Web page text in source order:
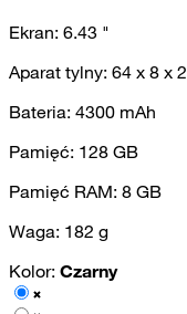
Ekran: 6.43 "
Aparat tylny: 64 x 8 x 2
Bateria: 4300 mAh
Pamięć: 128 GB
Pamięć RAM: 8 GB
Waga: 182 g
Kolor: Czarny